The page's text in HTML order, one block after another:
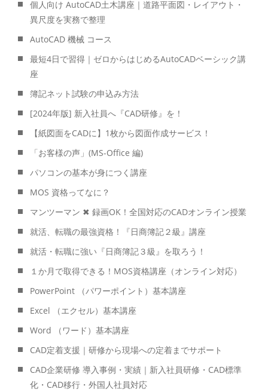
個人向け AutoCAD土木講座｜道路平面図・レイアウト・
異尺度を実務で整理
AutoCAD 機械 コース
最短4日で習得｜ゼロからはじめるAutoCADベーシック講
座
簿記ネット試験の申込み方法
[2024年版] 新入社員へ『CAD研修』を！
【紙図面をCADに】1枚から図面作成サービス！
「お客様の声」(MS-Office 編)
パソコンの基本が身につく講座
MOS 資格ってなに？
マンツーマン ✖ 録画OK！全国対応のCADオンライン授業
就活、転職の最強資格！『日商簿記２級』講座
就活・転職に強い『日商簿記３級』を取ろう！
１か月で取得できる！MOS資格講座（オンライン対応）
PowerPoint （パワーポイント）基本講座
Excel （エクセル）基本講座
Word （ワード）基本講座
CAD定着支援｜研修から現場への定着までサポート
CAD企業研修 導入事例・実績｜新入社員研修・CAD標準
化・CAD移行・外国人社員対応